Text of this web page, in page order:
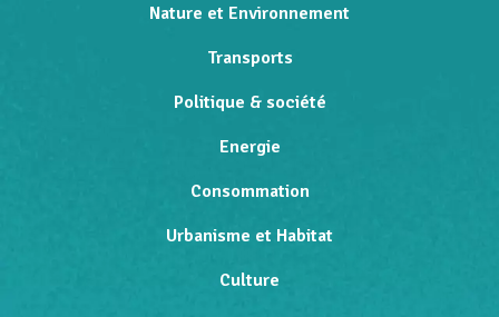
Nature et Environnement
Transports
Politique & société
Energie
Consommation
Urbanisme et Habitat
Culture